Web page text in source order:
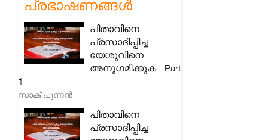
പ്രഭാഷണങ്ങൾ
പിതാവിനെ
പ്രസാദിപ്പിച്ച
യേശുവിനെ
അനുഗമിക്കുക - Part
1
സാക് പുന്നൻ
പിതാവിനെ
പ്രസാദിപ്പിച്ച